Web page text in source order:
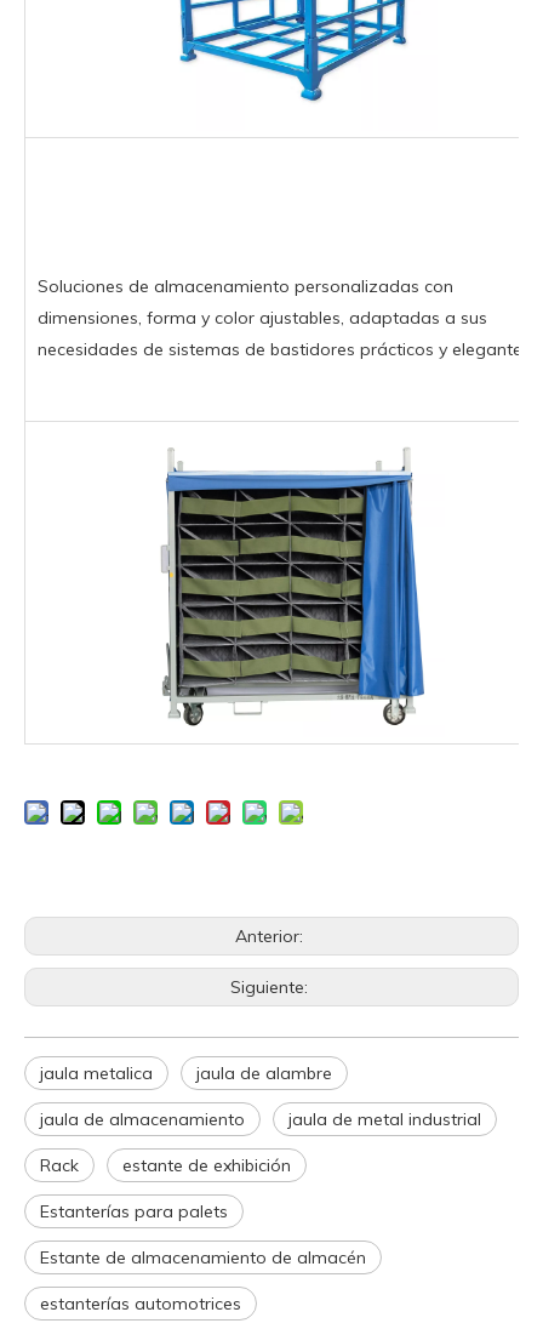
Soluciones de almacenamiento personalizadas con
dimensiones, forma y color ajustables, adaptadas a sus
necesidades de sistemas de bastidores prácticos y elegantes.
Anterior:
Siguiente:
jaula metalica jaula de alambre
jaula de almacenamiento jaula de metal industrial
Rack estante de exhibición
Estanterías para palets
Estante de almacenamiento de almacén
estanterías automotrices